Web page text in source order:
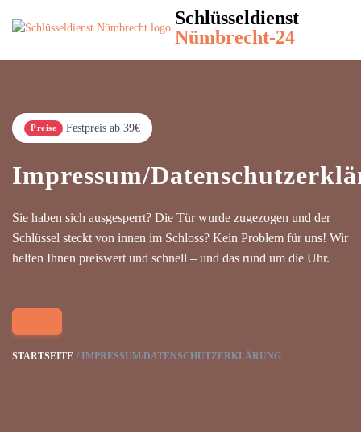
Schlüsseldienst
Nümbrecht-24
Preise Festpreis ab 39€
Impressum/
Sie haben sich ausgesperrt? Die Tür wurde zugezogen und der
Schlüssel steckt von innen im Schloss? Kein Problem für uns! Wir
helfen Ihnen preiswert und schnell – und das rund um die Uhr.
STARTSEITE IMPRESSUM/DATENSCHUTZERKLÄRUNG